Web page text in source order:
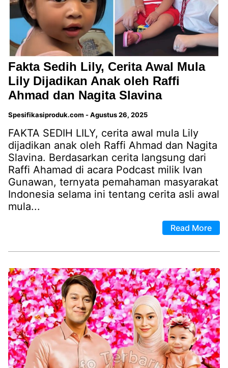
Fakta Sedih Lily, Cerita Awal Mula
Lily Dijadikan Anak oleh Raffi
Ahmad dan Nagita Slavina
Spesifikasiproduk.com -Agustus 26, 2025
FAKTA SEDIH LILY, cerita awal mula Lily
dijadikan anak oleh Raffi Ahmad dan Nagita
Slavina. Berdasarkan cerita langsung dari
Raffi Ahamad di acara Podcast milik Ivan
Gunawan, ternyata pemahaman masyarakat
Indonesia selama ini tentang cerita asli awal
mula...
Read More